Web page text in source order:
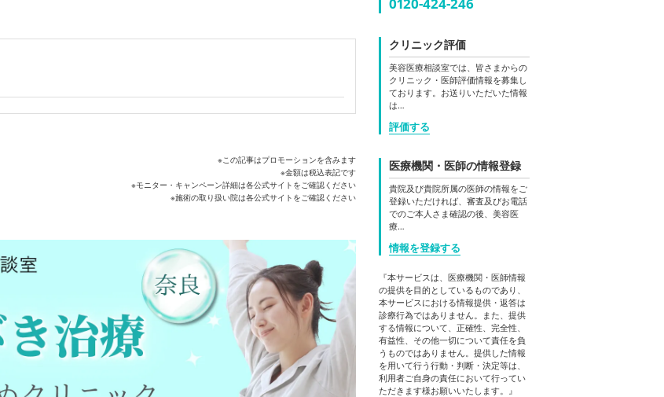
※この記事はプロモーションを含みます
※金額は税込表記です
※モニター・キャンペーン詳細は各公式サイトをご確認ください
クリニック評価
美容医療相談室では、皆さまからの
クリニック・医師評価情報を募集し
ております。お送りいただいた情報
は…
評価する
医療機関・医師の情報登録
貴院及び貴院所属の医師の情報をご
登録いただければ、審査及びお電話
でのご本人さま確認の後、美容医
療…
情報を登録する
『本サービスは、医療機関・医師情報
の提供を目的としているものであり、
本サービスにおける情報提供・返答は
診療行為ではありません。また、提供
する情報について、正確性、完全性、
有益性、その他一切について責任を負
うものではありません。提供した情報
を用いて行う行動・判断・決定等は、
利用者ご自身の責任において行ってい
ただきます様お願いいたします。』